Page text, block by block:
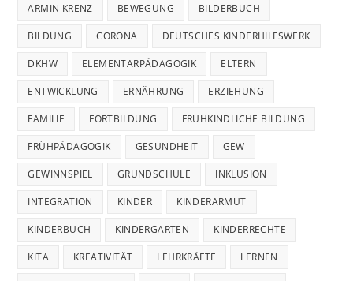
ARMIN KRENZ BEWEGUNG BILDERBUCH
BILDUNG CORONA DEUTSCHES KINDERHILFSWERK
DKHW ELEMENTARPÄDAGOGIK ELTERN
ENTWICKLUNG ERNÄHRUNG ERZIEHUNG
FAMILIE FORTBILDUNG FRÜHKINDLICHE BILDUNG
FRÜHPÄDAGOGIK GESUNDHEIT GEW
GEWINNSPIEL GRUNDSCHULE INKLUSION
INTEGRATION KINDER KINDERARMUT
KINDERBUCH KINDERGARTEN KINDERRECHTE
KITA KREATIVITÄT LEHRKRÄFTE LERNEN